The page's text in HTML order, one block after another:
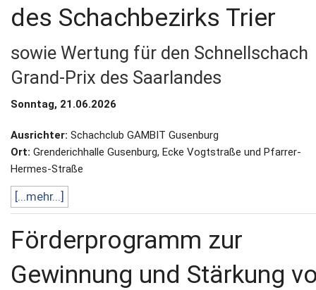
des Schachbezirks Trier
sowie Wertung für den Schnellschach
Grand-Prix des Saarlandes
Sonntag, 21.06.2026
Ausrichter: Schachclub GAMBIT Gusenburg
Ort: Grenderichhalle Gusenburg, Ecke Vogtstraße und Pfarrer-
Hermes-Straße
[...mehr...]
Förderprogramm zur
Gewinnung und Stärkung